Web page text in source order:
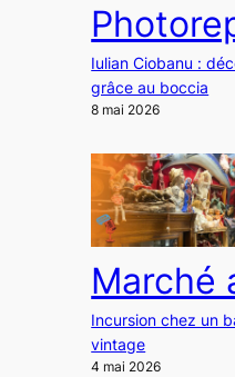
Iulian Ciobanu :
grâce au boccia
8 mai 2026
Marché
Incursion chez un
vintage
4 mai 2026